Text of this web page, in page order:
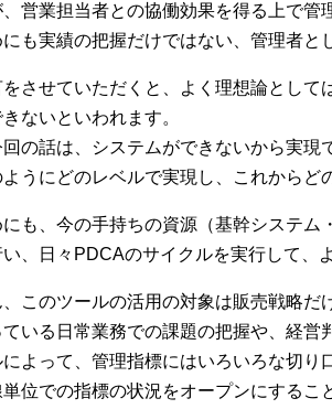
、営業担当者との協働効果を得る上で管
も実績の把握だけではない、管理者と
をさせていただくと、よく理想論とし
ないといわれます。
回の話は、システムができないから実
うにどのレベルで実現し、これからど
も、今の手持ちの資源（基幹システ
、日々PDCAのサイクルを実行して、
、このツールの活用の対象は販売戦略だ
ている日常業務での課題の把握や、経
よって、管理指標にはいろいろな切り
位での指標の状況をオープンにする